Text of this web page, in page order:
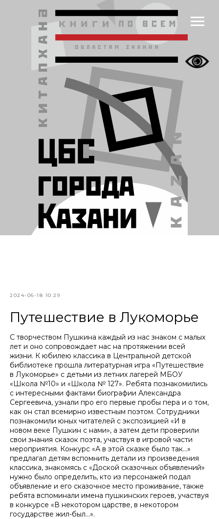
2024-06-18 10:29
Путешествие в Лукоморье
С творчеством Пушкина каждый из нас знаком с малых
лет и оно сопровождает нас на протяжении всей
жизни. К юбилею классика в Центральной детской
библиотеке прошла литературная игра «Путешествие
в Лукоморье» с детьми из летних лагерей МБОУ
«Школа №10» и «Школа № 127». Ребята познакомились
с интересными фактами биографии Александра
Сергеевича, узнали про его первые пробы пера и о том,
как он стал всемирно известным поэтом. Сотрудники
познакомили юных читателей с экспозицией «И в
новом веке Пушкин с нами», а затем дети проверили
свои знания сказок поэта, участвуя в игровой части
мероприятия. Конкурс «А в этой сказке было так…»
предлагал детям вспомнить детали из произведения
классика, знакомясь с «Доской сказочных объявлений»
нужно было определить, кто из персонажей подал
объявление и его сказочное место проживание, также
ребята вспоминали имена пушкинских героев, участвуя
в конкурсе «В некотором царстве, в некотором
государстве жил-был…».